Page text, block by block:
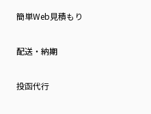
簡単Web見積もり
配送・納期
投函代行